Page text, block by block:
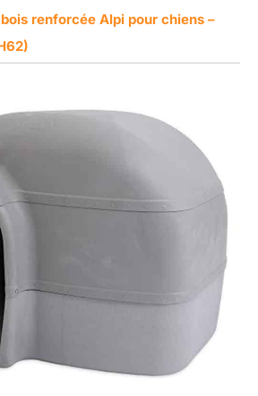
renforcée Alpi pour chiens –